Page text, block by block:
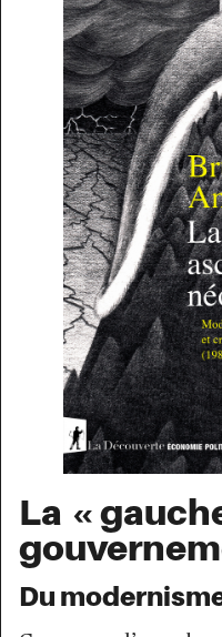
La «
Du